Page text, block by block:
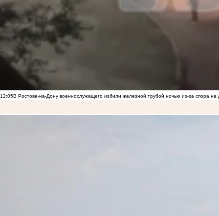
12:05В Ростове-на-Дону военнослужащего избили железной трубой ночью из-за спора на